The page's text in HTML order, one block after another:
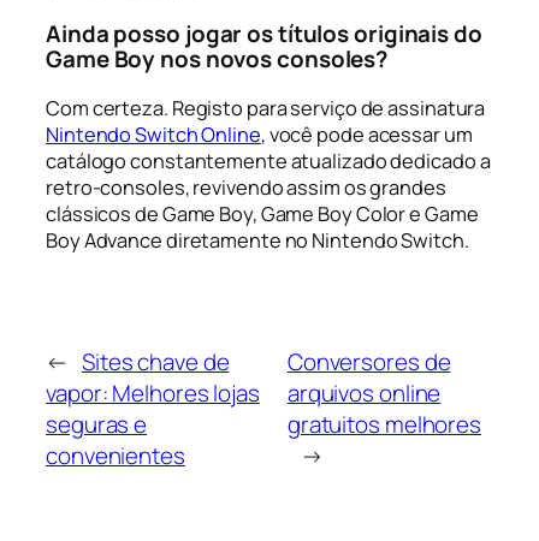
Ainda posso jogar os títulos originais do
Game Boy nos novos consoles?
Com certeza. Registo para serviço de assinatura
Nintendo Switch Online, você pode acessar um
catálogo constantemente atualizado dedicado a
retro-consoles, revivendo assim os grandes
clássicos de Game Boy, Game Boy Color e Game
Boy Advance diretamente no Nintendo Switch.
← Sites chave de
vapor: Melhores lojas
seguras e
convenientes
Conversores de
arquivos online
gratuitos melhores
→